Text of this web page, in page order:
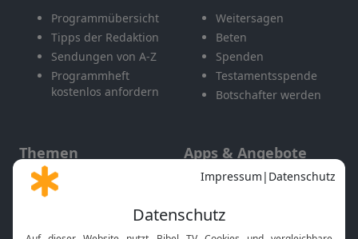
Programmübersicht
Tipps der Redaktion
Sendungen von A-Z
Programmheft
kostenlos anfordern
Weitersagen
Beten
Spenden
Testamentsspende
Botschafter werden
Themen
Gott und Bibel erklärt
Apps & Angebote
Mobile App